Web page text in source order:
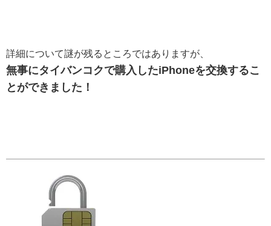
詳細について謎が残るところではありますが、
無事にタイバンコクで購入したiPhoneを交換するこ
とができました！